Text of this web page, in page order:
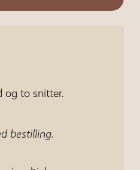
og to snitter.
bestilling.